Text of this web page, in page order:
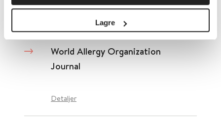
Lagre
World Allergy Organization
Journal
Detaljer